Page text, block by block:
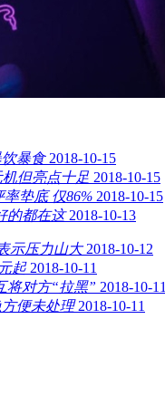
暴食 2018-10-15
但亮点十足 2018-10-15
率垫底 仅86% 2018-10-15
的都在这 2018-10-13
示压力山大 2018-10-12
起 2018-10-11
将对方“拉黑” 2018-10-11
便未处理 2018-10-11